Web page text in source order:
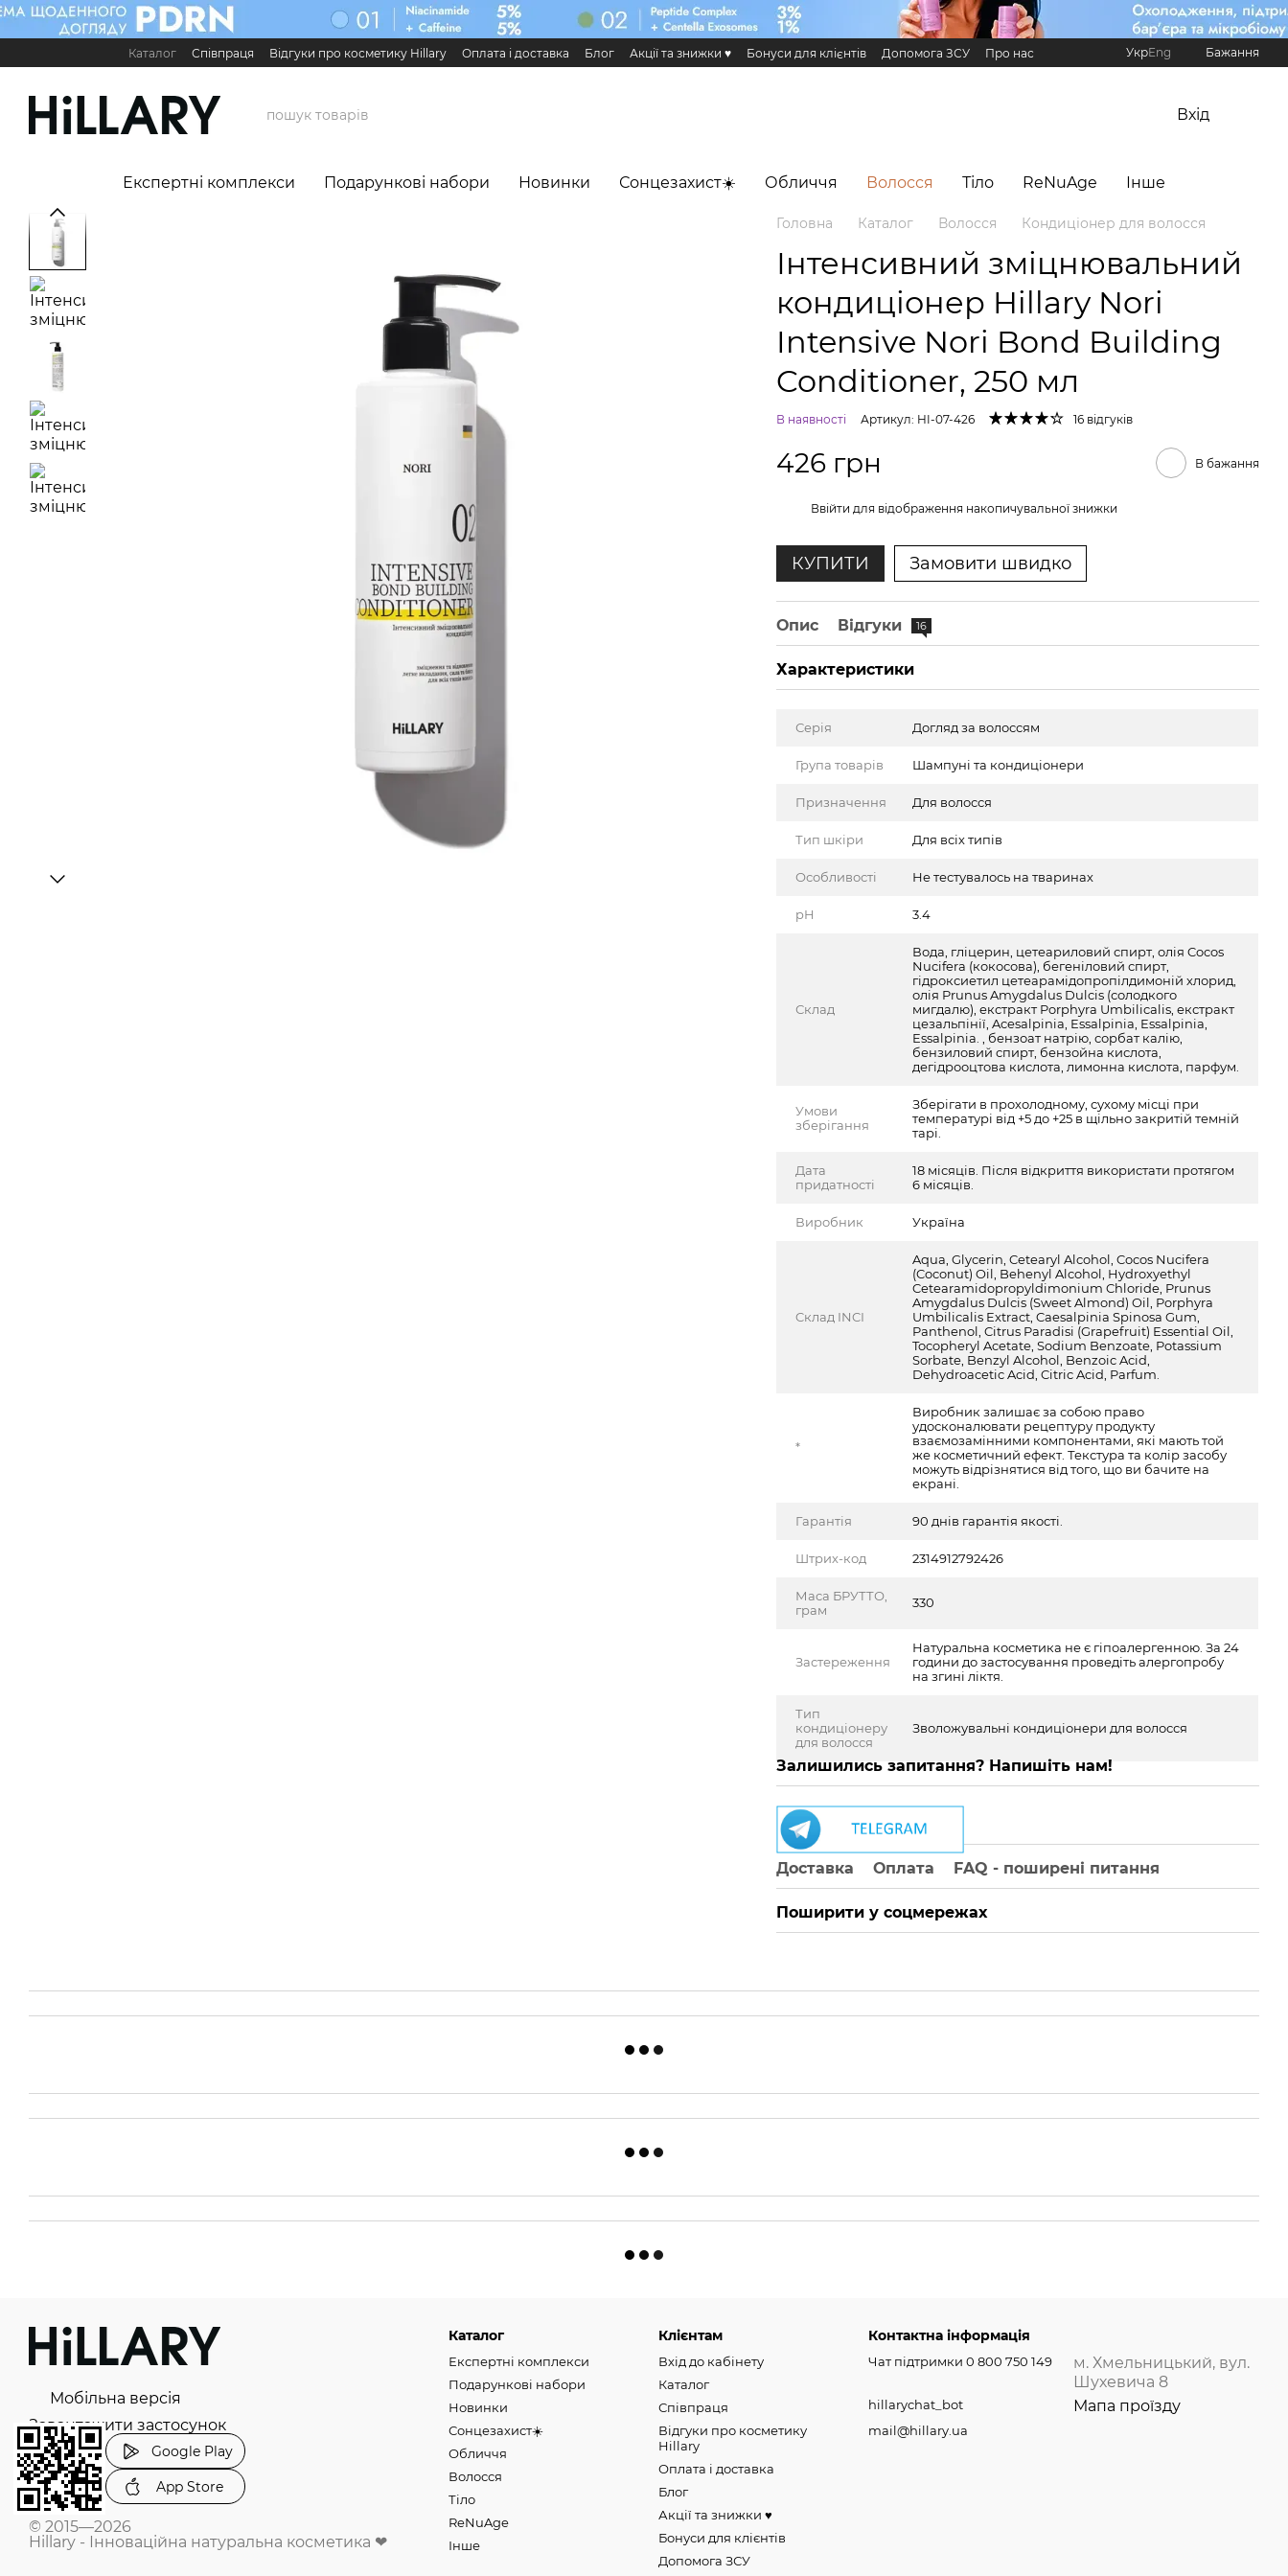
Перейти до основного контенту
Каталог Співпраця Відгуки про косметику Hillary Оплата і доставка Блог Акції та знижки ♥️ Бонуси для клієнтів Допомога ЗСУ
Про нас
Карʼєра в Hillary
Контактна інформація Обмін та повернення Публічна оферта Еко сертифікати і сертифікація
Реферальна програма Hillary
УкрEng Бажання
Вхід
Експертні комплекси Подарункові набори Новинки Сонцезахист☀️ Обличчя Волосся Тіло ReNuAge Інше
Головна Каталог Волосся Кондиціонер для волосся
Інтенсивний зміцнювальний
кондиціонер Hillary Nori
Intensive Nori Bond Building
Conditioner, 250 мл
В наявності Артикул: HI-07-426 16 відгуків
426 грн В бажання
Ввійти для відображення накопичувальної знижки
КУПИТИ Замовити швидко
Опис Відгуки 16
Характеристики
Серія Догляд за волоссям
Група товарів Шампуні та кондиціонери
Призначення Для волосся
Тип шкіри Для всіх типів
Особливості Не тестувалось на тваринах
pH 3.4
Склад
Вода, гліцерин, цетеариловий спирт, олія Cocos
Nucifera (кокосова), бегеніловий спирт,
гідроксиетил цетеарамідопропілдимоній хлорид,
олія Prunus Amygdalus Dulcis (солодкого
мигдалю), екстракт Porphyra Umbilicalis, екстракт
цезальпінії, Acesalpinia, Essalpinia, Essalpinia,
Essalpinia. , бензоат натрію, сорбат калію,
бензиловий спирт, бензойна кислота,
дегідрооцтова кислота, лимонна кислота, парфум.
Умови
зберігання
Зберігати в прохолодному, сухому місці при
температурі від +5 до +25 в щільно закритій темній
тарі.
Дата
придатності
18 місяців. Після відкриття використати протягом
6 місяців.
Виробник Україна
Cклад INCI
Aqua, Glycerin, Cetearyl Alcohol, Cocos Nucifera
(Coconut) Oil, Behenyl Alcohol, Hydroxyethyl
Cetearamidopropyldimonium Chloride, Prunus
Amygdalus Dulcis (Sweet Almond) Oil, Porphyra
Umbilicalis Extract, Caesalpinia Spinosa Gum,
Panthenol, Citrus Paradisi (Grapefruit) Essential Oil,
Tocopheryl Acetate, Sodium Benzoate, Potassium
Sorbate, Benzyl Alcohol, Benzoic Acid,
Dehydroacetic Acid, Citric Acid, Parfum.
*
Виробник залишає за собою право
удосконалювати рецептуру продукту
взаємозамінними компонентами, які мають той
же косметичний ефект. Текстура та колір засобу
можуть відрізнятися від того, що ви бачите на
екрані.
Гарантія 90 днів гарантія якості.
Штрих-код 2314912792426
Маса БРУТТО,
грам
330
Застереження
Натуральна косметика не є гіпоалергенною. За 24
години до застосування проведіть алергопробу
на згині ліктя.
Тип
кондиціонеру
для волосся
Зволожувальні кондиціонери для волосся
Залишились запитання? Напишіть нам!
Доставка Оплата FAQ - поширені питання
Поширити у соцмережах
Мобільна версія
Завантажити застосунок
Google Play
App Store
© 2015—2026
Hillary - Інноваційна натуральна косметика ❤
Каталог
Експертні комплекси
Подарункові набори
Новинки
Сонцезахист☀️
Обличчя
Волосся
Тіло
ReNuAge
Інше
Клієнтам
Вхід до кабінету
Каталог
Співпраця
Відгуки про косметику
Hillary
Оплата і доставка
Блог
Акції та знижки ♥️
Бонуси для клієнтів
Допомога ЗСУ
Контактна інформація
Чат підтримки 0 800 750 149
hillarychat_bot
mail@hillary.ua
м. Хмельницький, вул.
Шухевича 8
Мапа проїзду